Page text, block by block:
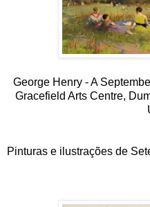
George Henry - A
Gracefield Arts Centre,
Pinturas e ilustrações de